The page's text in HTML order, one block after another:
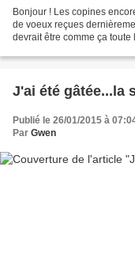
Bonjour ! Les copines
de voeux reçues
devrait être comme ça
J'ai été gâtée...la
Publié le 26/01/2015 à
Par Gwen